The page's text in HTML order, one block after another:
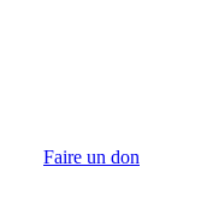
Faire un don